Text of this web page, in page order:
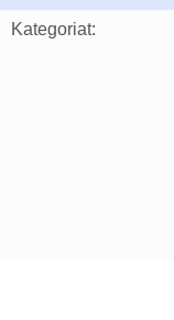
Kategoriat: